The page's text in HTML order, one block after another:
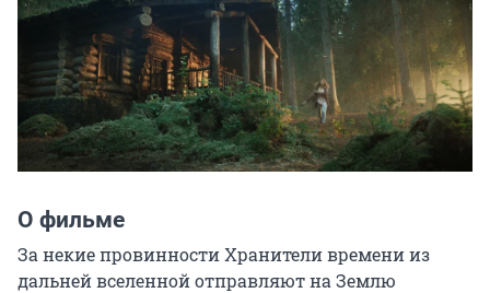
О фильме
За некие провинности Хранители времени из
дальней вселенной отправляют на Землю